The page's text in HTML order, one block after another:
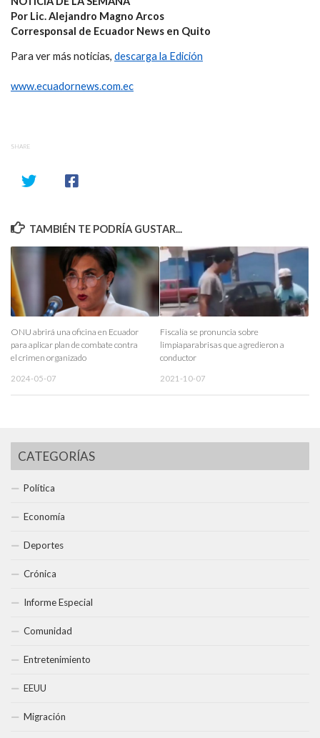
Por Lic. Alejandro Magno Arcos
Corresponsal de Ecuador News en Quito
Para ver más noticias, descarga la Edición
www.ecuadornews.com.ec
SHARE
TAMBIÉN TE PODRÍA GUSTAR...
ONU abrirá una oficina en Ecuador
para aplicar plan de combate contra
el crimen organizado
2024-05-07
Fiscalía se pronuncia sobre
limpiaparabrisas que agredieron a
conductor
2021-10-07
CATEGORÍAS
Política
Economía
Deportes
Crónica
Informe Especial
Comunidad
Entretenimiento
EEUU
Migración